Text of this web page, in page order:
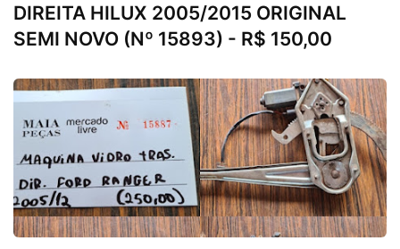
DIREITA HILUX 2005/2015 ORIGINAL
SEMI NOVO (Nº 15893) - R$ 150,00